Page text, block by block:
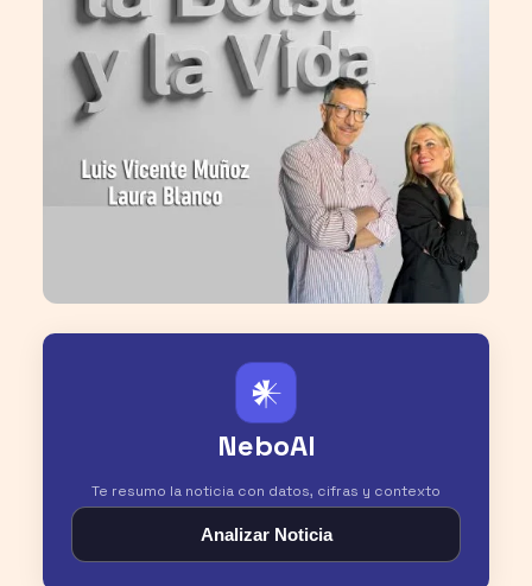
𒀭
NeboAI
Te resumo la noticia con datos, cifras y contexto
Analizar Noticia